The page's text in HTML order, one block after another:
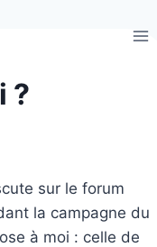
?
sur le forum
la campagne du
à moi : celle de